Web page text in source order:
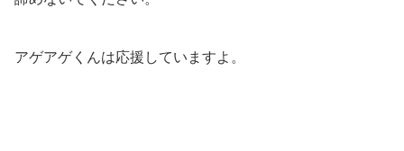
アゲアゲくんは応援していますよ。